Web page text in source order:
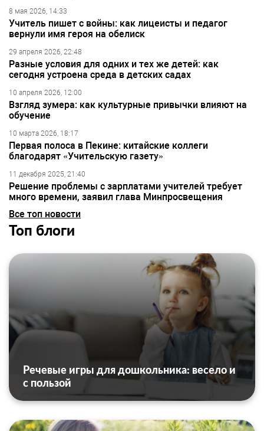
8 мая 2026, 14:33
Учитель пишет с войны: как лицеисты и педагог
вернули имя героя на обелиск
29 апреля 2026, 22:48
Разные условия для одних и тех же детей: как
сегодня устроена среда в детских садах
10 апреля 2026, 12:00
Взгляд зумера: как культурные привычки влияют на
обучение
10 марта 2026, 18:17
Первая полоса в Пекине: китайские коллеги
благодарят «Учительскую газету»
11 декабря 2025, 21:40
Решение проблемы с зарплатами учителей требует
много времени, заявил глава Минпросвещения
Все топ новости
Топ блоги
Речевые игры для дошкольника: весело и
с пользой